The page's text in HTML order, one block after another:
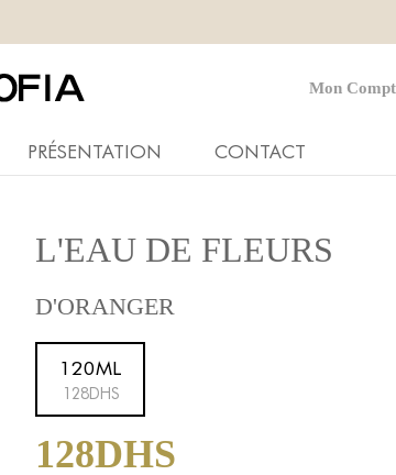
Mon
PRÉSENTATION CONTACT
L'EAU DE FLEURS
D'ORANGER
120ML
128DHS
128DHS